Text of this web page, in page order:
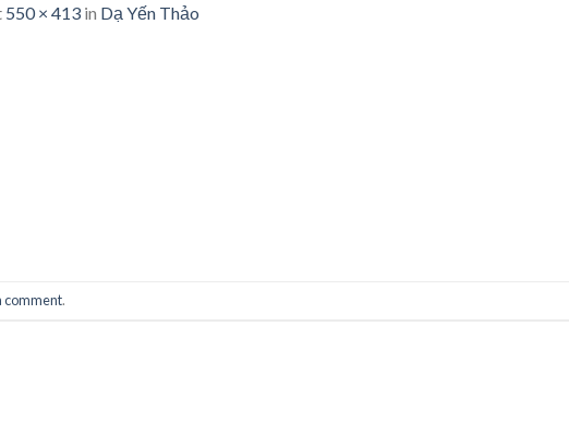
550 × 413 in Dạ Yến Thảo
comment.